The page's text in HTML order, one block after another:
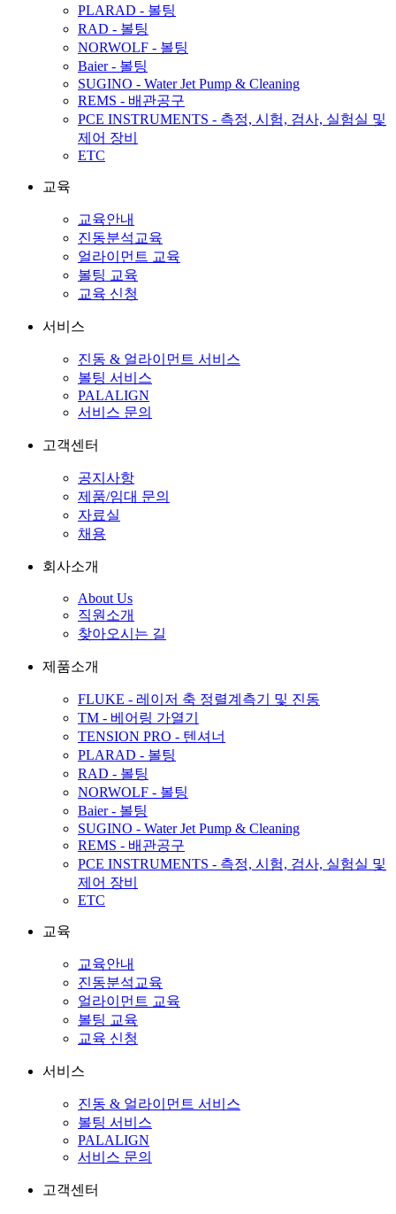
PLARAD - 볼팅
RAD - 볼팅
NORWOLF - 볼팅
Baier - 볼팅
SUGINO - Water Jet Pump & Cleaning
REMS - 배관공구
PCE INSTRUMENTS - 측정, 시험, 검사, 실험실 및
제어 장비
ETC
교육
교육안내
진동분석교육
얼라이먼트 교육
볼팅 교육
교육 신청
서비스
진동 & 얼라이먼트 서비스
볼팅 서비스
PALALIGN
서비스 문의
고객센터
공지사항
제품/임대 문의
자료실
채용
회사소개
About Us
직원소개
찾아오시는 길
제품소개
FLUKE - 레이저 축 정렬계측기 및 진동
TM - 베어링 가열기
TENSION PRO - 텐셔너
PLARAD - 볼팅
RAD - 볼팅
NORWOLF - 볼팅
Baier - 볼팅
SUGINO - Water Jet Pump & Cleaning
REMS - 배관공구
PCE INSTRUMENTS - 측정, 시험, 검사, 실험실 및
제어 장비
ETC
교육
교육안내
진동분석교육
얼라이먼트 교육
볼팅 교육
교육 신청
서비스
진동 & 얼라이먼트 서비스
볼팅 서비스
PALALIGN
서비스 문의
고객센터